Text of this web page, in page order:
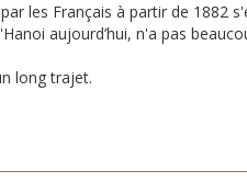
les Français à partir de 1882
aujourd’hui, n'a pas
long trajet.